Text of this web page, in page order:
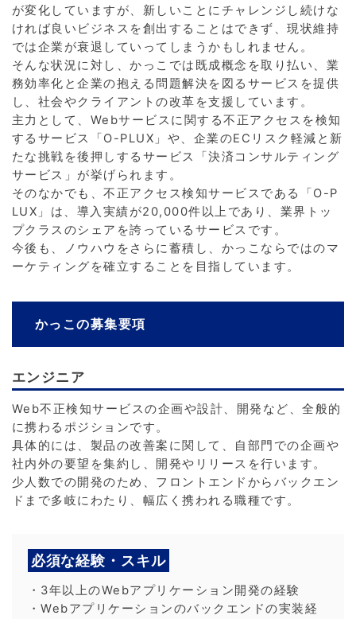
が変化していますが、新しいことにチャレンジし続けな
ければ良いビジネスを創出することはできず、現状維持
では企業が衰退していってしまうかもしれません。
そんな状況に対し、かっこでは既成概念を取り払い、業
務効率化と企業の抱える問題解決を図るサービスを提供
し、社会やクライアントの改革を支援しています。
主力として、Webサービスに関する不正アクセスを検知
するサービス「O-PLUX」や、企業のECリスク軽減と新
たな挑戦を後押しするサービス「決済コンサルティング
サービス」が挙げられます。
そのなかでも、不正アクセス検知サービスである「O-P
LUX」は、導入実績が20,000件以上であり、業界トッ
プクラスのシェアを誇っているサービスです。
今後も、ノウハウをさらに蓄積し、かっこならではのマ
ーケティングを確立することを目指しています。
かっこの募集要項
エンジニア
Web不正検知サービスの企画や設計、開発など、全般的
に携わるポジションです。
具体的には、製品の改善案に関して、自部門での企画や
社内外の要望を集約し、開発やリリースを行います。
少人数での開発のため、フロントエンドからバックエン
ドまで多岐にわたり、幅広く携われる職種です。
必須な経験・スキル
・3年以上のWebアプリケーション開発の経験
・Webアプリケーションのバックエンドの実装経